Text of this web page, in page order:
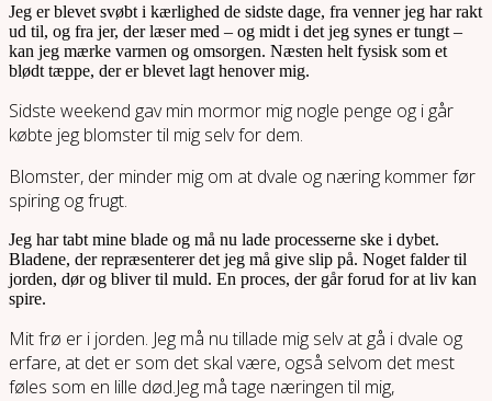
Jeg er blevet svøbt i kærlighed de sidste dage, fra venner jeg har rakt
ud til, og fra jer, der læser med – og midt i det jeg synes er tungt –
kan jeg mærke varmen og omsorgen. Næsten helt fysisk som et
blødt tæppe, der er blevet lagt henover mig.
Sidste weekend gav min mormor mig nogle penge og i går
købte jeg blomster til mig selv for dem.
Blomster, der minder mig om at dvale og næring kommer før
spiring og frugt.
Jeg har tabt mine blade og må nu lade processerne ske i dybet.
Bladene, der repræsenterer det jeg må give slip på. Noget falder til
jorden, dør og bliver til muld. En proces, der går forud for at liv kan
spire.
Mit frø er i jorden. Jeg må nu tillade mig selv at gå i dvale og
erfare, at det er som det skal være, også selvom det mest
føles som en lille død.Jeg må tage næringen til mig,